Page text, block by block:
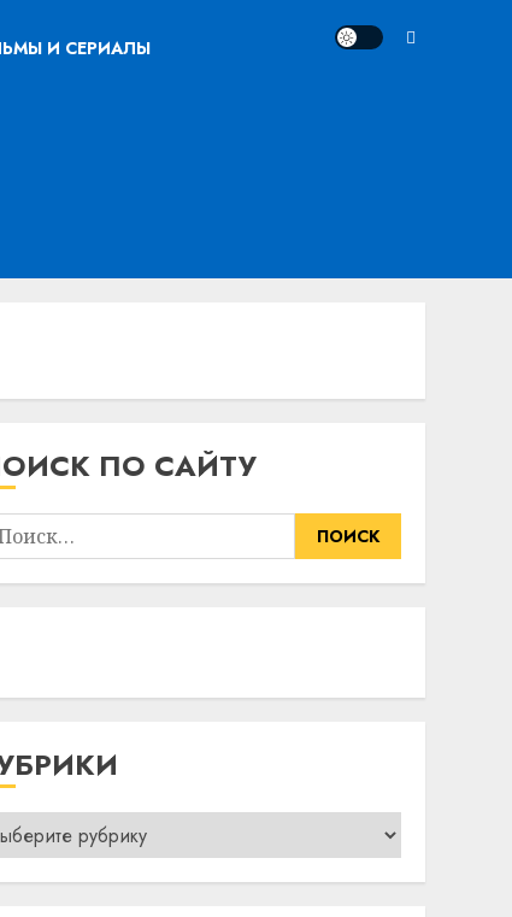
И СЕРИАЛЫ
ПО САЙТУ